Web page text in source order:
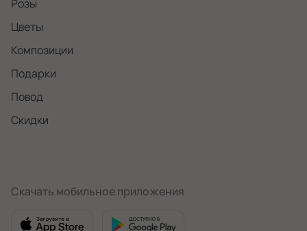
Розы
Цветы
Композиции
Подарки
Повод
Скидки
Скачать мобильное приложения